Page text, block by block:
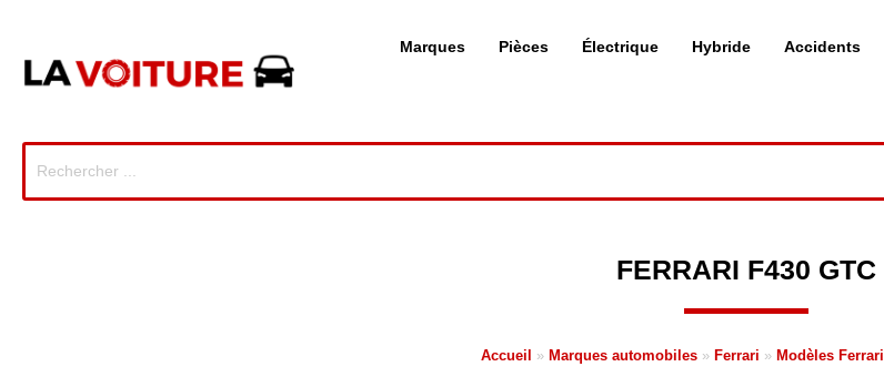
Marques Pièces Électrique Hybride Accidents
FERRARI F430 GTC
Accueil » Marques automobiles » Ferrari » Modèles Ferrari